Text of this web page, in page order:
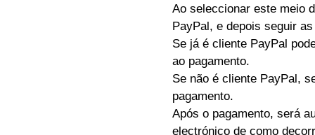
Ao seleccionar este meio
PayPal, e depois seguir
Se já é cliente PayPal
ao pagamento.
Se não é cliente PayPal,
pagamento.
Após o pagamento, será
electrónico de como